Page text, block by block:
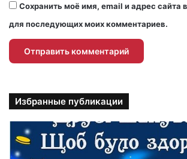
Сохранить моё имя, email и адрес сайта
для последующих моих комментариев.
Избранные публикации
и